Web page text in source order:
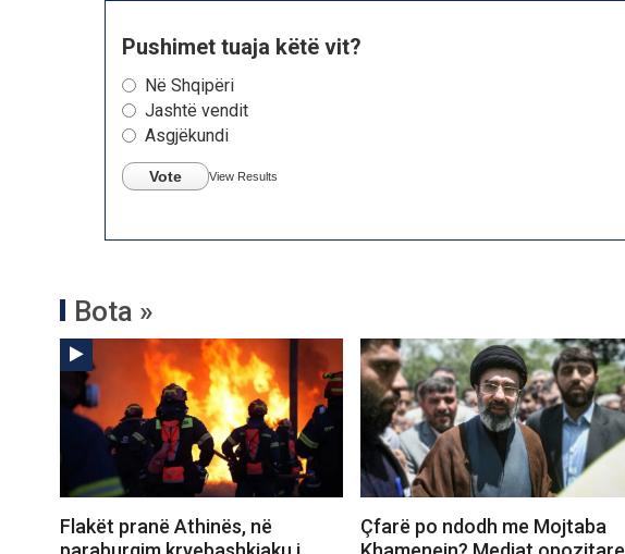
Pushimet tuaja këtë vit?
Në Shqipëri
Jashtë vendit
Asgjëkundi
Vote View Results
Bota »
Flakët pranë Athinës, në
Çfarë po ndodh me Mojtaba